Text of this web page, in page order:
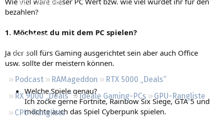
Neue Beiträge
Leserartikel
Regeln
Podcast RAMageddon
RTX 5000 „Deals“
RX 9000 „Deals“
Ideale Gaming-PCs
GPU-Rangliste
CPU-Rangliste
bezahlen?
1. Möchtest du mit dem PC spielen?
Ja der soll fürs Gaming ausgerichtet sein aber auch Office
usw. sollte der meistern können.
Welche Spiele genau?
Ich zocke gerne Fortnite, Rainbow Six Siege, GTA 5 und
möchte auch das Spiel Cyberpunk spielen.